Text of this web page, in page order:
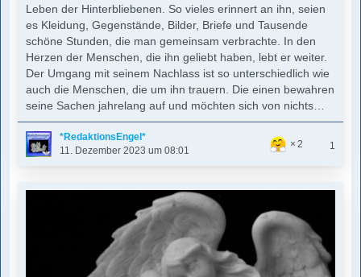
Leben der Hinterbliebenen. So vieles erinnert an ihn, seien
es Kleidung, Gegenstände, Bilder, Briefe und Tausende
schöne Stunden, die man gemeinsam verbrachte. In den
Herzen der Menschen, die ihn geliebt haben, lebt er weiter.
Der Umgang mit seinem Nachlass ist so unterschiedlich wie
auch die Menschen, die um ihn trauern. Die einen bewahren
seine Sachen jahrelang auf und möchten sich von nichts…
*RedaktionsEngel*
11. Dezember 2023 um 08:01
2 1